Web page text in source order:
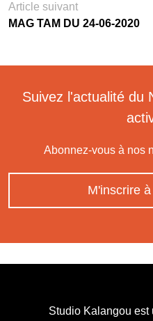
Article suivant
MAG TAM DU 24-06-2020
Suivez l'actualité du
Abonnez-vous à nos
M'inscrire
Studio Kalangou est